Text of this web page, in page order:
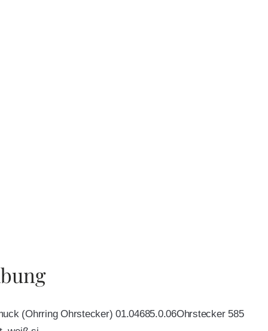
(Ohrring Ohrstecker) 01.04685.0.06Ohrstecker 585